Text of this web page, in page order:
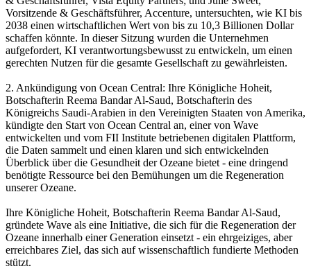
Vorsitzende & Geschäftsführer, Accenture, untersuchten, wie KI bis
2038 einen wirtschaftlichen Wert von bis zu 10,3 Billionen Dollar
schaffen könnte. In dieser Sitzung wurden die Unternehmen
aufgefordert, KI verantwortungsbewusst zu entwickeln, um einen
gerechten Nutzen für die gesamte Gesellschaft zu gewährleisten.
2. Ankündigung von Ocean Central: Ihre Königliche Hoheit,
Botschafterin Reema Bandar Al-Saud, Botschafterin des
Königreichs Saudi-Arabien in den Vereinigten Staaten von Amerika,
kündigte den Start von Ocean Central an, einer von Wave
entwickelten und vom FII Institute betriebenen digitalen Plattform,
die Daten sammelt und einen klaren und sich entwickelnden
Überblick über die Gesundheit der Ozeane bietet - eine dringend
benötigte Ressource bei den Bemühungen um die Regeneration
unserer Ozeane.
Ihre Königliche Hoheit, Botschafterin Reema Bandar Al-Saud,
gründete Wave als eine Initiative, die sich für die Regeneration der
Ozeane innerhalb einer Generation einsetzt - ein ehrgeiziges, aber
erreichbares Ziel, das sich auf wissenschaftlich fundierte Methoden
stützt.